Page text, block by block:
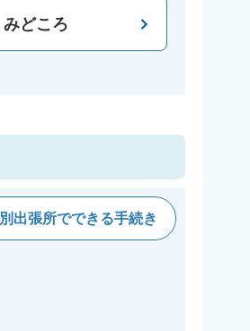
どころ
出張所でできる手続き